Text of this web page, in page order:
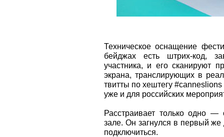
Техническое оснащение
бейджах есть штрих-код,
участника, и его сканируют
экрана, транслирующих в
твитты по хештегу
уже и для российских
Расстраивает только одно —
зале. Он загнулся в первый
подключиться.